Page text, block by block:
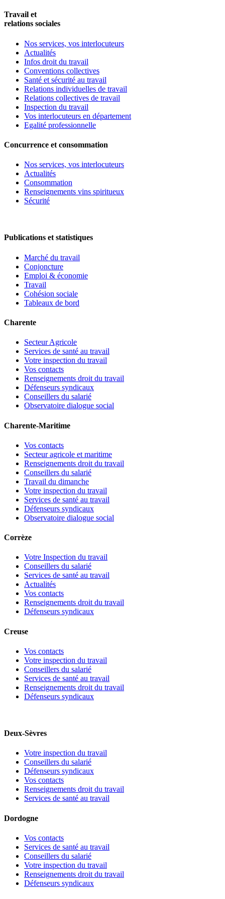
Travail et
relations sociales
Nos services, vos interlocuteurs
Actualités
Infos droit du travail
Conventions collectives
Santé et sécurité au travail
Relations individuelles de travail
Relations collectives de travail
Inspection du travail
Vos interlocuteurs en département
Egalité professionnelle
Concurrence et consommation
Nos services, vos interlocuteurs
Actualités
Consommation
Renseignements vins spiritueux
Sécurité
Publications et statistiques
Marché du travail
Conjoncture
Emploi & économie
Travail
Cohésion sociale
Tableaux de bord
Charente
Secteur Agricole
Services de santé au travail
Votre inspection du travail
Vos contacts
Renseignements droit du travail
Défenseurs syndicaux
Conseillers du salarié
Observatoire dialogue social
Charente-Maritime
Vos contacts
Secteur agricole et maritime
Renseignements droit du travail
Conseillers du salarié
Travail du dimanche
Votre inspection du travail
Services de santé au travail
Défenseurs syndicaux
Observatoire dialogue social
Corrèze
Votre Inspection du travail
Conseillers du salarié
Services de santé au travail
Actualités
Vos contacts
Renseignements droit du travail
Défenseurs syndicaux
Creuse
Vos contacts
Votre inspection du travail
Conseillers du salarié
Services de santé au travail
Renseignements droit du travail
Défenseurs syndicaux
Deux-Sèvres
Votre inspection du travail
Conseillers du salarié
Défenseurs syndicaux
Vos contacts
Renseignements droit du travail
Services de santé au travail
Dordogne
Vos contacts
Services de santé au travail
Conseillers du salarié
Votre inspection du travail
Renseignements droit du travail
Défenseurs syndicaux